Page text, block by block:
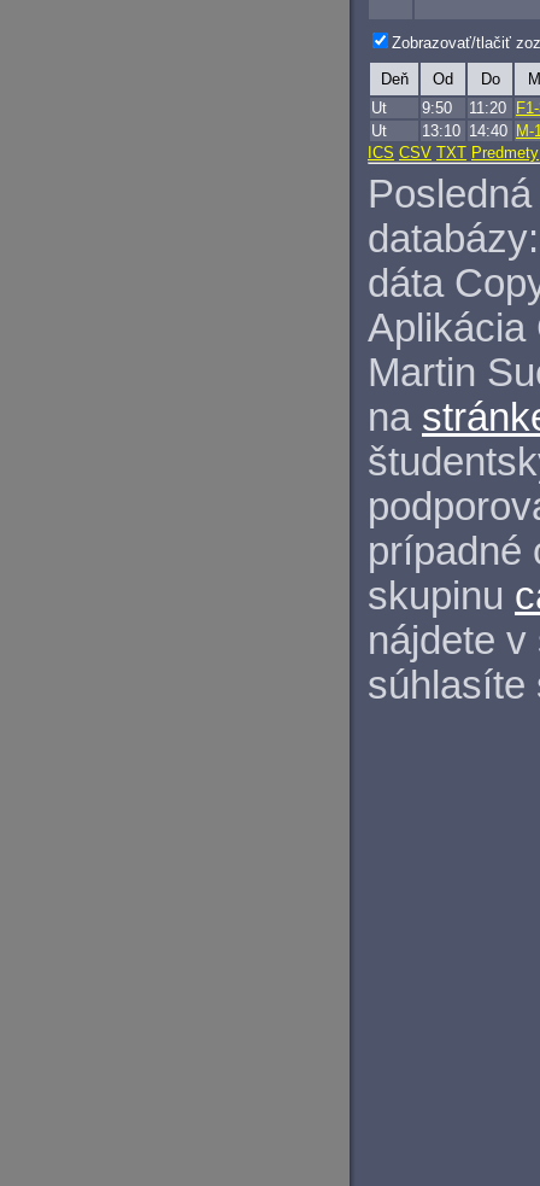
Zobrazovať/tlačiť
Deň Od Do
Ut
9:50 11:20
Ut
13:10 14:40 M-
ICS CSV TXT Predmety
databázy:
dáta
Aplikácia
Martin
na
prípadné
skupinu
nájdete